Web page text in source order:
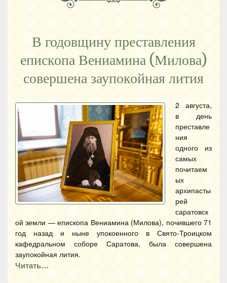
В годовщину преставления
епископа Вениамина (Милова)
совершена заупокойная лития
2 августа,
в день
преставле
ния
одного из
самых
почитаем
ых
архипасты
рей
саратовск
ой земли — епископа Вениамина (Милова), почившего 71
год назад и ныне упокоенного в Свято-Троицком
кафедральном соборе Саратова, была совершена
заупокойная лития.
Читать…